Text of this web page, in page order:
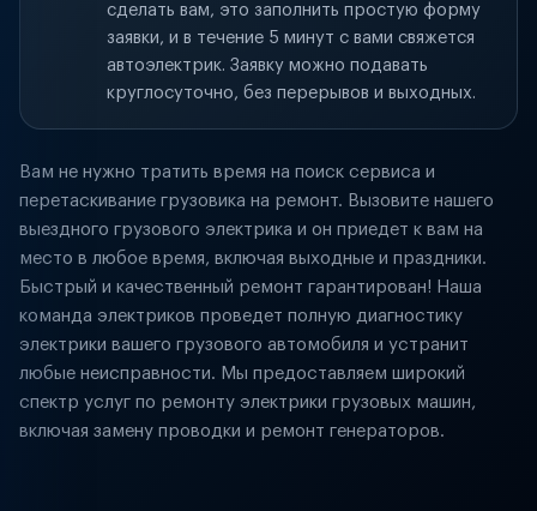
сделать вам, это заполнить простую форму
заявки, и в течение 5 минут с вами свяжется
автоэлектрик. Заявку можно подавать
круглосуточно, без перерывов и выходных.
Вам не нужно тратить время на поиск сервиса и
перетаскивание грузовика на ремонт. Вызовите нашего
выездного грузового электрика и он приедет к вам на
место в любое время, включая выходные и праздники.
Быстрый и качественный ремонт гарантирован! Наша
команда электриков проведет полную диагностику
электрики вашего грузового автомобиля и устранит
любые неисправности. Мы предоставляем широкий
спектр услуг по ремонту электрики грузовых машин,
включая замену проводки и ремонт генераторов.